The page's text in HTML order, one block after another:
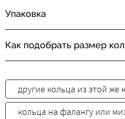
Упаковка
Как подобрать размер
другие кольца из этой же
кольца на фалангу или